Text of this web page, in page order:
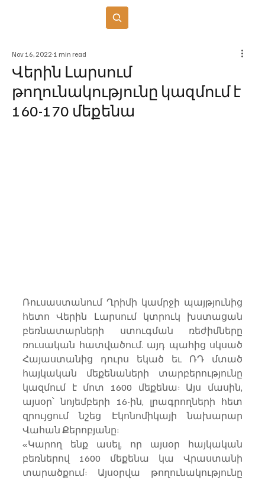
Վերին Լարսում
թողունակությունը կազմում է
160-170 մեքենա
Nov 16, 2022 1 min read
Ռուսաստանում Ղրիմի կամրջի պայթյունից
հետո Վերին Լարսում կտրուկ խստացան
բեռնատարների ստուգման ռեժիմները
ռուսական հատվածում. այդ պահից սկսած
Հայաստանից դուրս եկած եւ ՌԴ մտած
հայկական մեքենաների տարբերությունը
կազմում է մոտ 1600 մեքենա: Այս մասին,
այսօր՝ նոյեմբերի 16-ին, լրագրողների հետ
զրույցում նշեց Էկոնոմիկայի նախարար
Վահան Քերոբյանը:
«Կարող ենք ասել, որ այսօր հայկական
բեռներով 1600 մեքենա կա Վրաստանի
տարածքում: Այսօրվա թողունակությունը